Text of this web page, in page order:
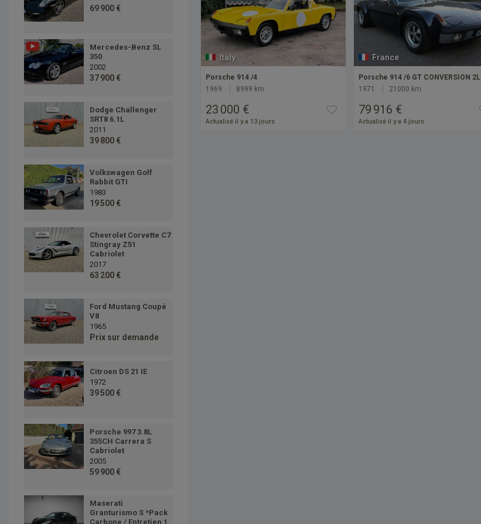
69 900 €
Mercedes-Benz SL
350
2002
37 900 €
Dodge Challenger
SRT8 6.1L
2011
39 800 €
Volkswagen Golf
Rabbit GTI
1983
19 500 €
Chevrolet Corvette C7
Stingray Z51
Cabriolet
2017
63 200 €
Ford Mustang Coupé
V8
1965
Prix sur demande
Citroen DS 21 IE
1972
39 500 €
Porsche 997 3.8L
355CH Carrera S
Cabriolet
2005
59 900 €
Maserati
Granturismo S *Pack
Carbone / Entretien 1
Italy
Porsche 914 /4
1969
8999 km
23 000 €
Actualisé il y a 13 jours
France
Porsche 914 /6 GT CONVERSION 2L
1971
21000 km
79 916 €
Actualisé il y a 4 jours